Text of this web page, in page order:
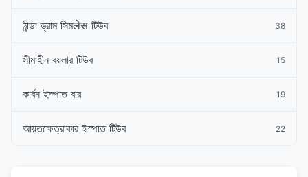
ঠান্ডা ড্রাম সিমलेस টিউব 38
সীমাহীন বয়লার টিউব 15
কার্বন ইস্পাত বার 19
আয়তক্ষেত্রাকার ইস্পাত টিউব 22